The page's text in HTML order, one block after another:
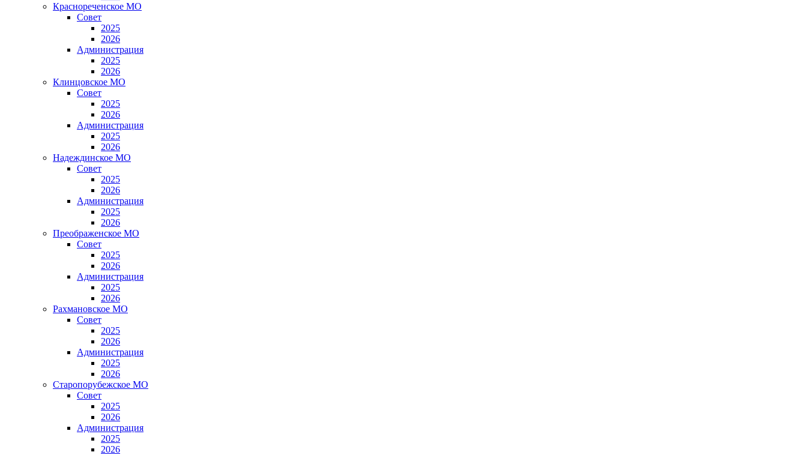
Краснореченское МО
Совет
2025
2026
Администрация
2025
2026
Клинцовское МО
Совет
2025
2026
Администрация
2025
2026
Надеждинское МО
Совет
2025
2026
Администрация
2025
2026
Преображенское МО
Совет
2025
2026
Администрация
2025
2026
Рахмановское МО
Совет
2025
2026
Администрация
2025
2026
Старопорубежское МО
Совет
2025
2026
Администрация
2025
2026